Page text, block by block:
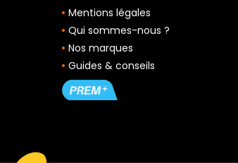
Mentions légales
Qui sommes-nous ?
Nos marques
Guides & conseils